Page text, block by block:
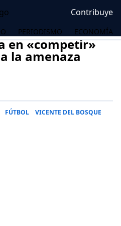
Contribuye
PERIODISMO ECONOMÍA
en «competir»
la amenaza
FÚTBOL VICENTE DEL BOSQUE